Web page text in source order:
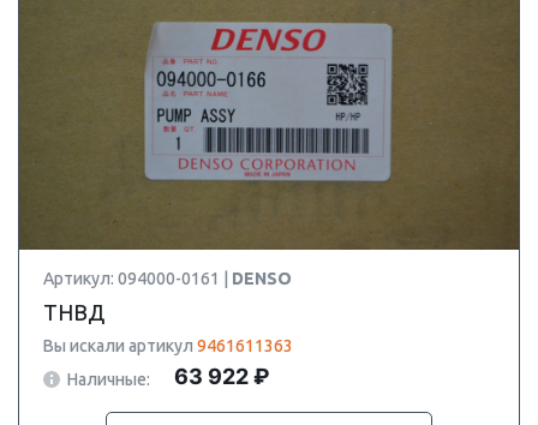
Артикул: 094000-0161 | DENSO
ТНВД
Вы искали артикул 9461611363
Наличные:
63 922 ₽